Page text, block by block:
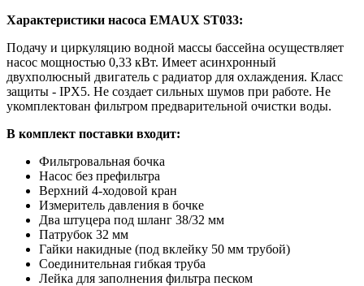
Характеристики насоса EMAUX ST033:
Подачу и циркуляцию водной массы бассейна осуществляет
насос мощностью 0,33 кВт. Имеет асинхронный
двухполюсный двигатель с радиатор для охлаждения. Класс
защиты - IPX5. Не создает сильных шумов при работе. Не
укомплектован фильтром предварительной очистки воды.
В комплект поставки входит:
Фильтровальная бочка
Насос без префильтра
Верхний 4-ходовой кран
Измеритель давления в бочке
Два штуцера под шланг 38/32 мм
Патрубок 32 мм
Гайки накидные (под вклейку 50 мм трубой)
Соединительная гибкая труба
Лейка для заполнения фильтра песком